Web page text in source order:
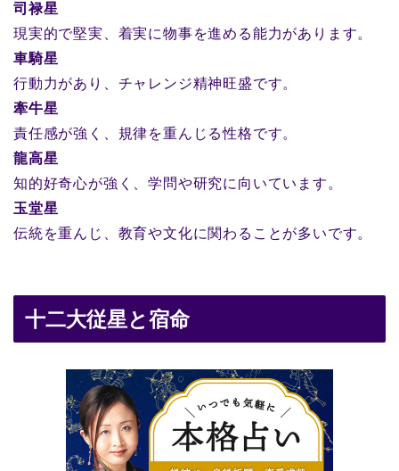
司禄星
現実的で堅実、着実に物事を進める能力があります。
車騎星
行動力があり、チャレンジ精神旺盛です。
牽牛星
責任感が強く、規律を重んじる性格です。
龍高星
知的好奇心が強く、学問や研究に向いています。
玉堂星
伝統を重んじ、教育や文化に関わることが多いです。
十二大従星と宿命